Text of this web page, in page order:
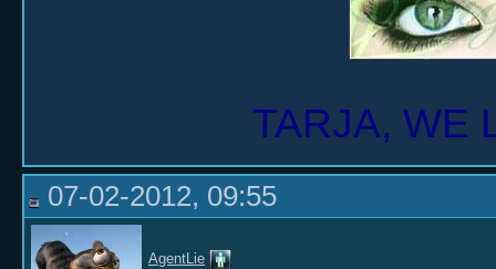
TARJA, WE
07-02-2012, 09:55
AgentLie